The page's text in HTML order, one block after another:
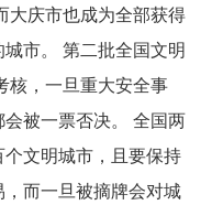
大庆市也成为全部获得
市。 第二批全国文明
核，一旦重大安全事
被一票否决。 全国两
文明城市，且要保持
而一旦被摘牌会对城